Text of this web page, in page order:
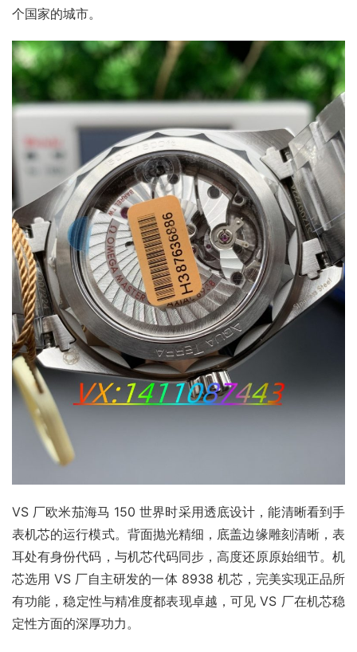
个国家的城市。
VS 厂欧米茄海马 150 世界时采用透底设计，能清晰看到手
表机芯的运行模式。背面抛光精细，底盖边缘雕刻清晰，表
耳处有身份代码，与机芯代码同步，高度还原原始细节。机
芯选用 VS 厂自主研发的一体 8938 机芯，完美实现正品所
有功能，稳定性与精准度都表现卓越，可见 VS 厂在机芯稳
定性方面的深厚功力。